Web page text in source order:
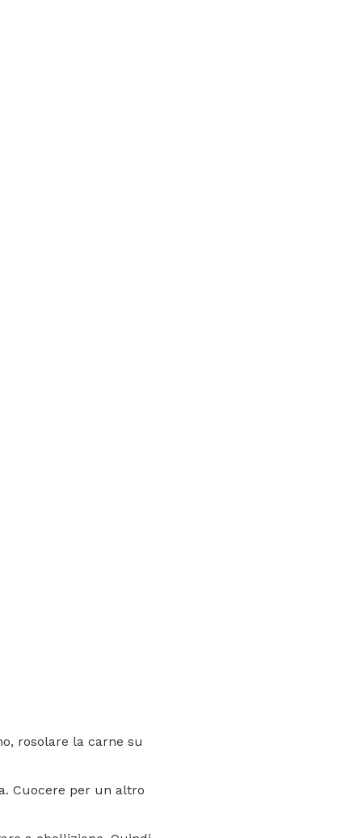
rosolare la carne su
Cuocere per un altro